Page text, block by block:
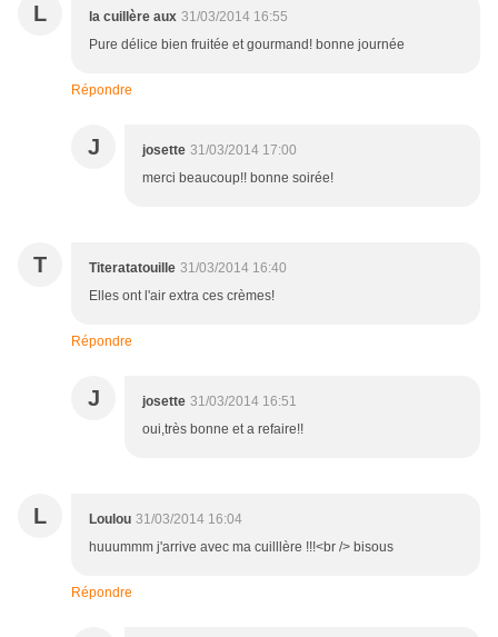
L la cuillère aux 31/03/2014 16:55
Pure délice bien fruitée et gourmand! bonne journée
Répondre
J josette 31/03/2014 17:00
merci beaucoup!! bonne soirée!
T Titeratatouille 31/03/2014 16:40
Elles ont l'air extra ces crèmes!
Répondre
J josette 31/03/2014 16:51
oui,très bonne et a refaire!!
L Loulou 31/03/2014 16:04
huuummm j'arrive avec ma cuilllère !!!<br /> bisous
Répondre